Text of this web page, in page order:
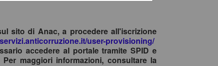
sito di Anac, a procedere all'iscrizione
user-provisioning/
accedere al portale tramite SPID e
maggiori informazioni, consultare la